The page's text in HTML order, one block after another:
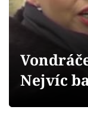
Videa
Sledujte
Nejvíc